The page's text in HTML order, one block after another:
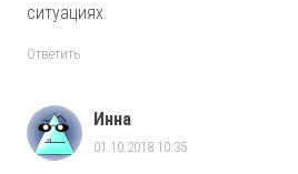
ситуациях.
Ответить
Инна
01.10.2018 10:35